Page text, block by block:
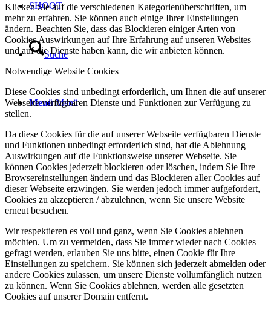
SHOOT
Suche
Menü Menü
Klicken Sie auf die verschiedenen Kategorienüberschriften, um
mehr zu erfahren. Sie können auch einige Ihrer Einstellungen
ändern. Beachten Sie, dass das Blockieren einiger Arten von
Cookies Auswirkungen auf Ihre Erfahrung auf unseren Websites
und auf die Dienste haben kann, die wir anbieten können.
Notwendige Website Cookies
Diese Cookies sind unbedingt erforderlich, um Ihnen die auf unserer
Webseite verfügbaren Dienste und Funktionen zur Verfügung zu
stellen.
Da diese Cookies für die auf unserer Webseite verfügbaren Dienste
und Funktionen unbedingt erforderlich sind, hat die Ablehnung
Auswirkungen auf die Funktionsweise unserer Webseite. Sie
können Cookies jederzeit blockieren oder löschen, indem Sie Ihre
Browsereinstellungen ändern und das Blockieren aller Cookies auf
dieser Webseite erzwingen. Sie werden jedoch immer aufgefordert,
Cookies zu akzeptieren / abzulehnen, wenn Sie unsere Website
erneut besuchen.
Wir respektieren es voll und ganz, wenn Sie Cookies ablehnen
möchten. Um zu vermeiden, dass Sie immer wieder nach Cookies
gefragt werden, erlauben Sie uns bitte, einen Cookie für Ihre
Einstellungen zu speichern. Sie können sich jederzeit abmelden oder
andere Cookies zulassen, um unsere Dienste vollumfänglich nutzen
zu können. Wenn Sie Cookies ablehnen, werden alle gesetzten
Cookies auf unserer Domain entfernt.